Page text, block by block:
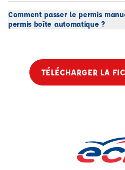
Comment passer le permis
permis boîte automatique ?
TÉLÉCHARGER LA